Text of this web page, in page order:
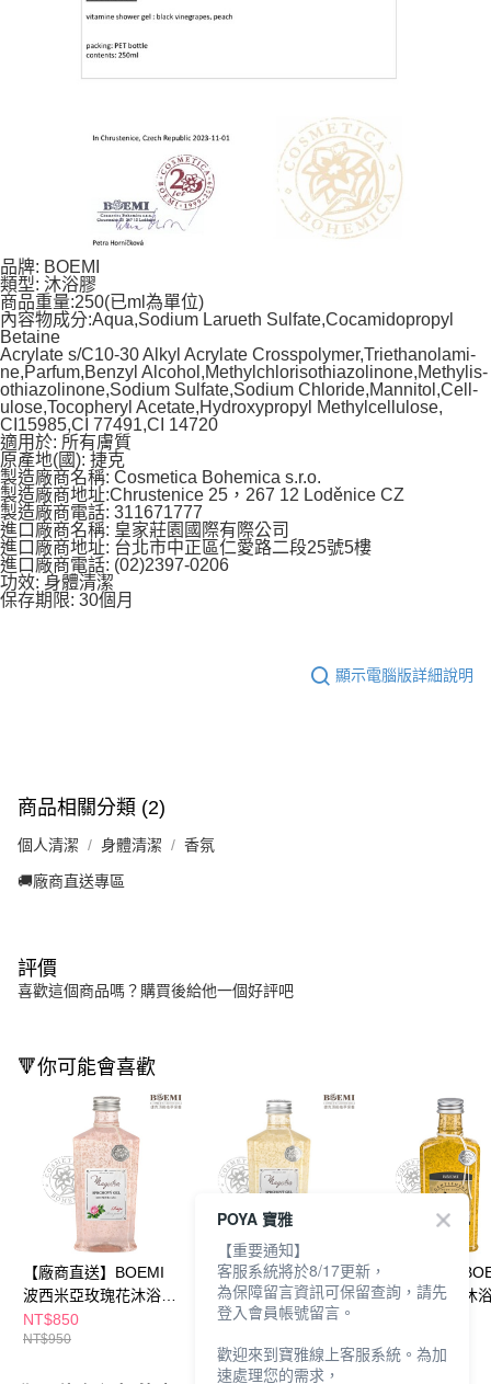
品牌: BOEMI
類型: 沐浴膠
商品重量:250(已ml為單位)
內容物成分:Aqua,Sodium Larueth Sulfate,Cocamidopropyl
Betaine
Acrylate s/C10-30 Alkyl Acrylate Crosspolymer,Triethanolami-
ne,Parfum,Benzyl Alcohol,Methylchlorisothiazolinone,Methylis-
othiazolinone,Sodium Sulfate,Sodium Chloride,Mannitol,Cell-
ulose,Tocopheryl Acetate,Hydroxypropyl Methylcellulose,
CI15985,CI 77491,CI 14720
適用於: 所有膚質
原產地(國): 捷克
製造廠商名稱: Cosmetica Bohemica s.r.o.
製造廠商地址:Chrustenice 25，267 12 Loděnice CZ
製造廠商電話: 311671777
進口廠商名稱: 皇家莊園國際有際公司
進口廠商地址: 台北市中正區仁愛路二段25號5樓
進口廠商電話: (02)2397-0206
功效: 身體清潔
保存期限: 30個月
顯示電腦版詳細說明
商品相關分類 (2)
個人清潔 身體清潔 香氛
🚚廠商直送專區
評價
喜歡這個商品嗎？購買後給他一個好評吧
🔻你可能會喜歡
【廠商直送】BOEMI
波西米亞玫瑰花沐浴膠
250ml
NT$850
NT$950
【廠商直送】BOEMI
香蜂檸檬金盞花沐浴膠
250ml
NT$850
【廠商直送】
大富豪的味道沐
POYA 寶雅
【重要通知】
客服系統將於8/17更新，
為保障留言資訊可保留查詢，請先
登入會員帳號留言。
歡迎來到寶雅線上客服系統。為加
速處理您的需求，